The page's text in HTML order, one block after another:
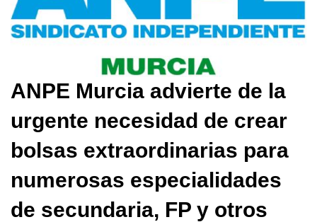
ANPE Murcia advierte de la
urgente necesidad de crear
bolsas extraordinarias para
numerosas especialidades
de secundaria, FP y otros